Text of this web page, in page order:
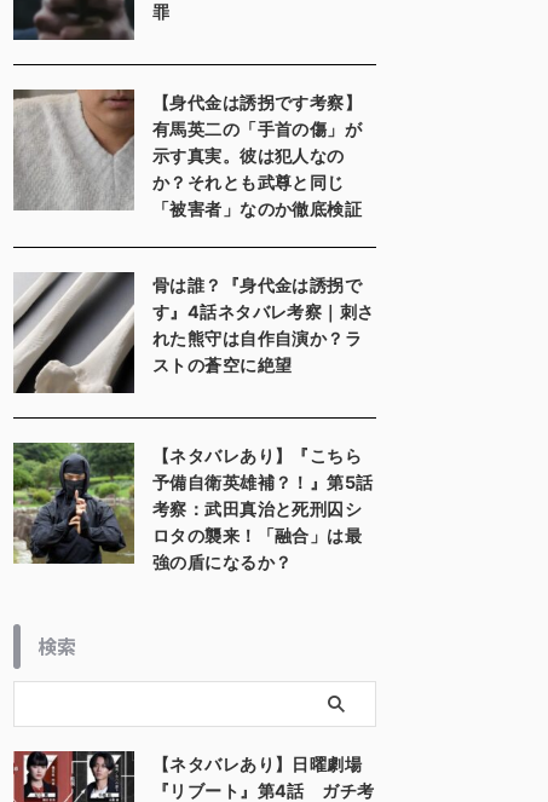
罪
【身代金は誘拐です考察】
有馬英二の「手首の傷」が
示す真実。彼は犯人なの
か？それとも武尊と同じ
「被害者」なのか徹底検証
骨は誰？『身代金は誘拐で
す』4話ネタバレ考察｜刺さ
れた熊守は自作自演か？ラ
ストの蒼空に絶望
【ネタバレあり】『こちら
予備自衛英雄補？！』第5話
考察：武田真治と死刑囚シ
ロタの襲来！「融合」は最
強の盾になるか？
検索
【ネタバレあり】日曜劇場
『リブート』第4話 ガチ考